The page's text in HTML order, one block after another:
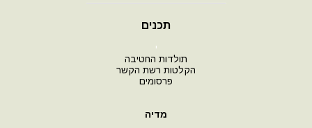
תכנים
י
תולדות החטיבה
הקלטות רשת הקשר
פרסומים
מדיה